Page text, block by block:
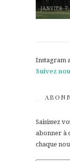
JANVIER
Instagram
Suivez
Saisissez
abonner à
chaque